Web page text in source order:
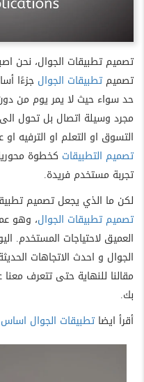
تصميم تطبيقات الجوال، نحن
تصميم تطبيقات الجوال جزءًا
حد سواء حيث لا يمر يوم من
مجرد وسيلة اتصال بل تحول
التسوق او التعلم او الترفيه او
تصميم التطبيقات كخطوة
تجربة مستخدم فريدة.
لكن ما الذي يجعل تصميم
تصميم تطبيقات الجوال، وهو
العميق لاحتياجات المستخدم.
الجوال و احدث الاتجاهات
مقالنا للنهاية حتى تتعرف
بك.
أقرأ ايضا تطبيقات الجوال